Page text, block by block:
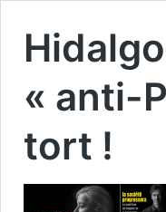
« anti-
tort !